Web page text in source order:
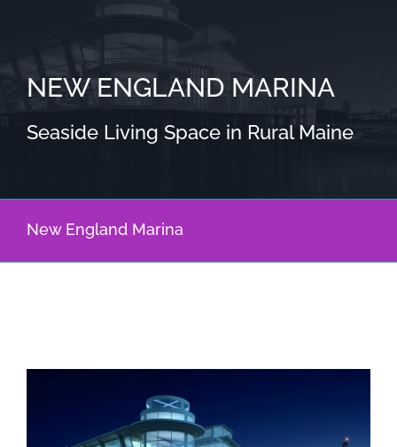
NEW ENGLAND MARINA
Seaside Living Space in Rural Maine
New England Marina